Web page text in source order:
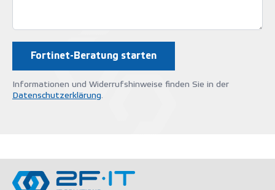
Informationen und Widerrufshinweise finden Sie in der
Datenschutzerklärung.